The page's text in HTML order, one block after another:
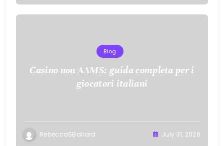
Blog
Casino non AAMS: guida completa per i
giocatori italiani
RebeccaSBallard July 31, 2026